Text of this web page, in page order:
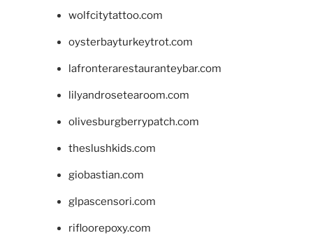
wolfcitytattoo.com
oysterbayturkeytrot.com
lafronterarestauranteybar.com
lilyandrosetearoom.com
olivesburgberrypatch.com
theslushkids.com
giobastian.com
glpascensori.com
rifloorepoxy.com